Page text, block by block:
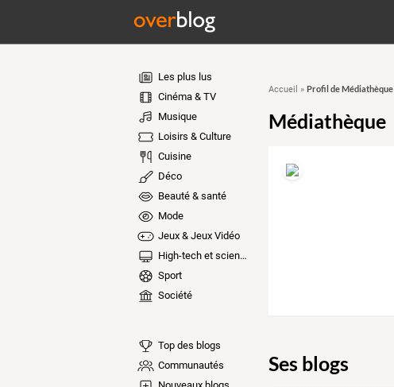
Les plus lus
Cinéma & TV
Musique
Loisirs & Culture
Cuisine
Déco
Beauté & santé
Mode
Jeux & Jeux Vidéo
High-tech et sciences
Sport
Société
Top des blogs
Communautés
Accueil » Profil de Médiathèque
Médiathèque
Ses blogs